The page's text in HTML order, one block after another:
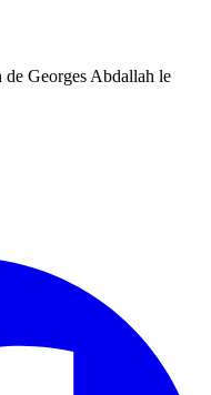
Georges Abdallah le